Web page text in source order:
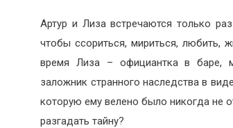
Артур и Лиза встречаются только
чтобы ссориться, мириться, любить,
время Лиза – официантка в баре,
заложник странного наследства в
которую ему велено было никогда не
разгадать тайну?